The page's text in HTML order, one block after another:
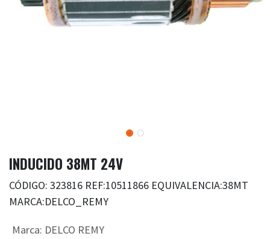
INDUCIDO 38MT 24V
CÓDIGO: 323816 REF:10511866 EQUIVALENCIA:38MT
MARCA:DELCO_REMY
Marca: DELCO REMY